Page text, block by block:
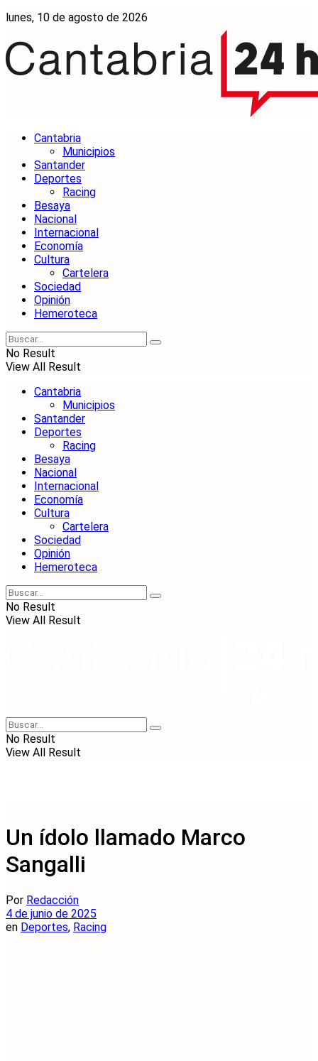
lunes, 10 de agosto de 2026
Cantabria
Municipios
Santander
Deportes
Racing
Besaya
Nacional
Internacional
Economía
Cultura
Cartelera
Sociedad
Opinión
Hemeroteca
No Result
View All Result
Cantabria
Municipios
Santander
Deportes
Racing
Besaya
Nacional
Internacional
Economía
Cultura
Cartelera
Sociedad
Opinión
Hemeroteca
No Result
View All Result
No Result
View All Result
Un ídolo llamado Marco
Sangalli
Por Redacción
4 de junio de 2025
en Deportes, Racing